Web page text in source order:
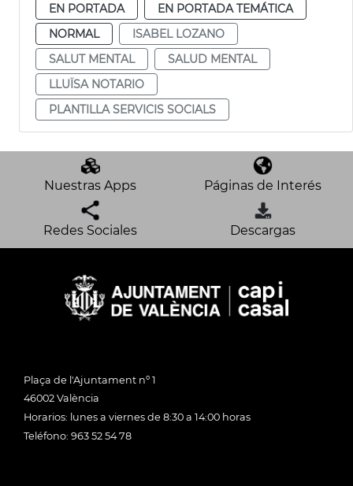
EN PORTADA
EN PORTADA TEMÁTICA
NORMAL
ISABEL LOZANO
SALUT MENTAL
SALUD MENTAL
LLUÏSA NOTARIO
PLANTILLA SERVICIS SOCIALS
Nuestras Apps Páginas de Interés
Redes Sociales Descargas
Plaça de l'Ajuntament nº 1
46002 València
Horarios: lunes a viernes de 8:30 a 14:00 horas
Teléfono: 963 52 54 78